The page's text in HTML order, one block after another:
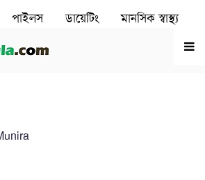
পাইলস ডায়েটিং মানসিক স্বাস্থ‌্য